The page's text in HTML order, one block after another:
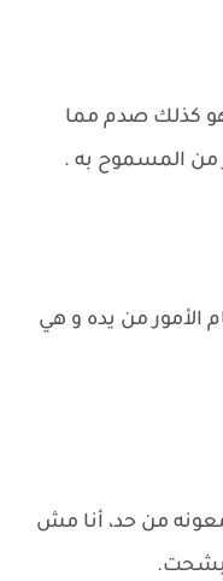
كذلك صدم مما
من المسموح به .
الأمور من يده و هي
من حد، أنا مش
بشحت.